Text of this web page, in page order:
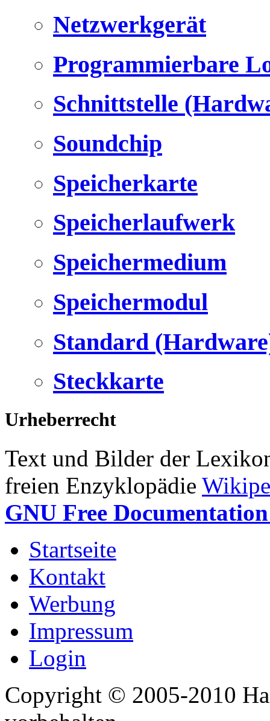
Netzwerkgerät
Programmierbare
Schnittstelle
Soundchip
Speicherkarte
Speicherlaufwerk
Speichermedium
Speichermodul
Standard
Steckkarte
Urheberrecht
Text und Bilder der
freien Enzyklopädie
GNU Free
Startseite
Kontakt
Werbung
Impressum
Login
Copyright © 2005-2010